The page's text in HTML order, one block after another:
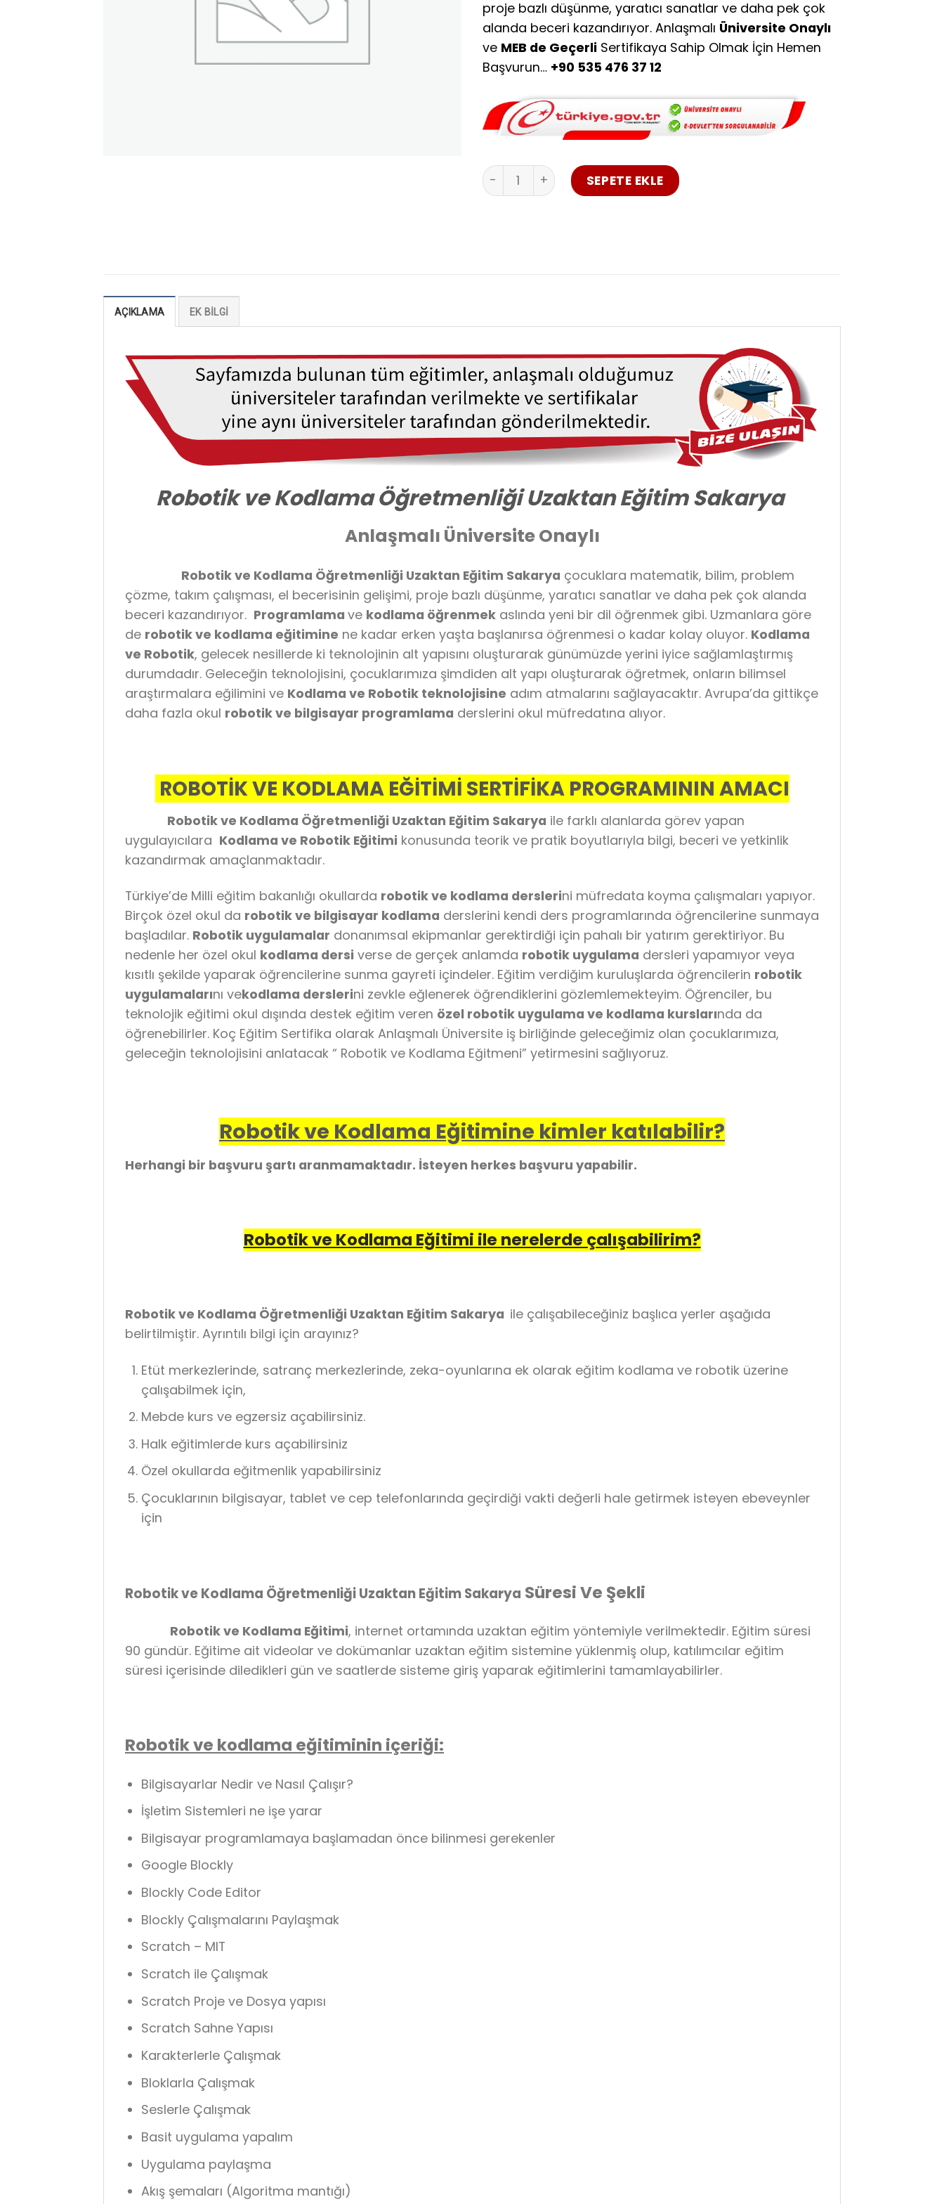
proje bazlı düşünme, yaratıcı sanatlar ve daha pek çok
alanda beceri kazandırıyor. Anlaşmalı Üniversite Onaylı
ve MEB de Geçerli Sertifikaya Sahip Olmak İçin Hemen
Başvurun… +90 535 476 37 12
Robotik ve Kodlama Öğretmenliği Uzaktan Eğitim Sakarya adet
SEPETE EKLE
AÇIKLAMA EK BILGI
Robotik ve Kodlama Öğretmenliği Uzaktan Eğitim Sakarya
Anlaşmalı Üniversite Onaylı
Robotik ve Kodlama Öğretmenliği Uzaktan Eğitim Sakarya çocuklara matematik, bilim, problem
çözme, takım çalışması, el becerisinin gelişimi, proje bazlı düşünme, yaratıcı sanatlar ve daha pek çok alanda
beceri kazandırıyor. Programlama ve kodlama öğrenmek aslında yeni bir dil öğrenmek gibi. Uzmanlara göre
de robotik ve kodlama eğitimine ne kadar erken yaşta başlanırsa öğrenmesi o kadar kolay oluyor. Kodlama
ve Robotik, gelecek nesillerde ki teknolojinin alt yapısını oluşturarak günümüzde yerini iyice sağlamlaştırmış
durumdadır. Geleceğin teknolojisini, çocuklarımıza şimdiden alt yapı oluşturarak öğretmek, onların bilimsel
araştırmalara eğilimini ve Kodlama ve Robotik teknolojisine adım atmalarını sağlayacaktır. Avrupa’da gittikçe
daha fazla okul robotik ve bilgisayar programlama derslerini okul müfredatına alıyor.
ROBOTİK VE KODLAMA EĞİTİMİ SERTİFİKA PROGRAMININ AMACI
Robotik ve Kodlama Öğretmenliği Uzaktan Eğitim Sakarya ile farklı alanlarda görev yapan
uygulayıcılara Kodlama ve Robotik Eğitimi konusunda teorik ve pratik boyutlarıyla bilgi, beceri ve yetkinlik
kazandırmak amaçlanmaktadır.
Türkiye’de Milli eğitim bakanlığı okullarda robotik ve kodlama derslerini müfredata koyma çalışmaları yapıyor.
Birçok özel okul da robotik ve bilgisayar kodlama derslerini kendi ders programlarında öğrencilerine sunmaya
başladılar. Robotik uygulamalar donanımsal ekipmanlar gerektirdiği için pahalı bir yatırım gerektiriyor. Bu
nedenle her özel okul kodlama dersi verse de gerçek anlamda robotik uygulama dersleri yapamıyor veya
kısıtlı şekilde yaparak öğrencilerine sunma gayreti içindeler. Eğitim verdiğim kuruluşlarda öğrencilerin robotik
uygulamalarını vekodlama derslerini zevkle eğlenerek öğrendiklerini gözlemlemekteyim. Öğrenciler, bu
teknolojik eğitimi okul dışında destek eğitim veren özel robotik uygulama ve kodlama kurslarında da
öğrenebilirler. Koç Eğitim Sertifika olarak Anlaşmalı Üniversite iş birliğinde geleceğimiz olan çocuklarımıza,
geleceğin teknolojisini anlatacak “ Robotik ve Kodlama Eğitmeni” yetirmesini sağlıyoruz.
Robotik ve Kodlama Eğitimine kimler katılabilir?
Herhangi bir başvuru şartı aranmamaktadır. İsteyen herkes başvuru yapabilir.
Robotik ve Kodlama Eğitimi ile nerelerde çalışabilirim?
Robotik ve Kodlama Öğretmenliği Uzaktan Eğitim Sakarya ile çalışabileceğiniz başlıca yerler aşağıda
belirtilmiştir. Ayrıntılı bilgi için arayınız?
Etüt merkezlerinde, satranç merkezlerinde, zeka-oyunlarına ek olarak eğitim kodlama ve robotik üzerine
çalışabilmek için,
Mebde kurs ve egzersiz açabilirsiniz.
Halk eğitimlerde kurs açabilirsiniz
Özel okullarda eğitmenlik yapabilirsiniz
Çocuklarının bilgisayar, tablet ve cep telefonlarında geçirdiği vakti değerli hale getirmek isteyen ebeveynler
için
Robotik ve Kodlama Öğretmenliği Uzaktan Eğitim Sakarya Süresi Ve Şekli
Robotik ve Kodlama Eğitimi, internet ortamında uzaktan eğitim yöntemiyle verilmektedir. Eğitim süresi
90 gündür. Eğitime ait videolar ve dokümanlar uzaktan eğitim sistemine yüklenmiş olup, katılımcılar eğitim
süresi içerisinde diledikleri gün ve saatlerde sisteme giriş yaparak eğitimlerini tamamlayabilirler.
Robotik ve kodlama eğitiminin içeriği:
Bilgisayarlar Nedir ve Nasıl Çalışır?
İşletim Sistemleri ne işe yarar
Bilgisayar programlamaya başlamadan önce bilinmesi gerekenler
Google Blockly
Blockly Code Editor
Blockly Çalışmalarını Paylaşmak
Scratch – MIT
Scratch ile Çalışmak
Scratch Proje ve Dosya yapısı
Scratch Sahne Yapısı
Karakterlerle Çalışmak
Bloklarla Çalışmak
Seslerle Çalışmak
Basit uygulama yapalım
Uygulama paylaşma
Akış şemaları (Algoritma mantığı)